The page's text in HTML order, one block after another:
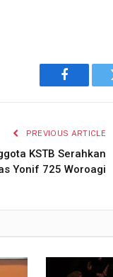
Facebook
PREVIOUS ARTICLE
KSTB Serahkan
Yonif 725 Woroagi